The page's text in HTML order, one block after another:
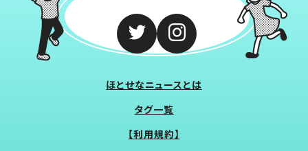
ほとせなニュースとは
タグ一覧
【利用規約】